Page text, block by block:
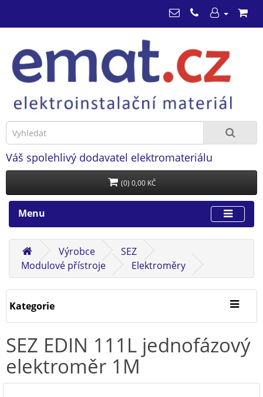
Váš spolehlivý dodavatel elektromateriálu
(0) 0,00 KČ
Menu
Výrobce
SEZ
Modulové přístroje
Elektroměry
Kategorie
SEZ EDIN 111L jednofázový
elektroměr 1M